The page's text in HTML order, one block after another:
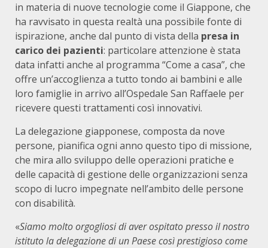
in materia di nuove tecnologie come il Giappone, che
ha ravvisato in questa realtà una possibile fonte di
ispirazione, anche dal punto di vista della presa in
carico dei pazienti: particolare attenzione è stata
data infatti anche al programma “Come a casa”, che
offre un’accoglienza a tutto tondo ai bambini e alle
loro famiglie in arrivo all’Ospedale San Raffaele per
ricevere questi trattamenti così innovativi.
La delegazione giapponese, composta da nove
persone, pianifica ogni anno questo tipo di missione,
che mira allo sviluppo delle operazioni pratiche e
delle capacità di gestione delle organizzazioni senza
scopo di lucro impegnate nell’ambito delle persone
con disabilità.
«Siamo molto orgogliosi di aver ospitato presso il nostro
istituto la delegazione di un Paese così prestigioso come